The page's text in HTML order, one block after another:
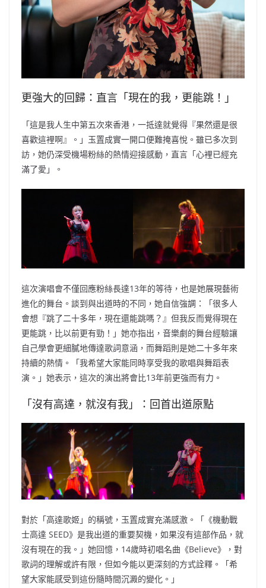
更強大的回歸：直言「現在的我，更能跳！」
「這是我人生中第五次來香港，一抵達就覺得『果然還是很
喜歡這裡啊』。」玉置成實一開口便難掩喜悅。雖已多次到
訪，她仍深受機場粉絲的熱情迎接感動，直言「心裡已經充
滿了愛」。
這次演唱會不僅回應粉絲長達13年的等待，也是她展現藝術
進化的舞台。談到與出道時的不同，她自信強調：「很多人
會想『跳了二十多年，現在還能跳嗎？』但我反而覺得現在
更能跳，比以前更有勁！」她亦指出，音樂劇的舞台經驗讓
自己學會更細膩地傳達歌詞意涵，而舞蹈則是她二十多年來
持續的熱情。「我希望大家能同時享受我的歌唱與舞蹈表
演。」她表示，這次的演出將會比13年前更強而有力。
「沒有高達，就沒有我」：回首出道原點
對於「高達歌姬」的稱號，玉置成實充滿感激。「《機動戰
士高達 SEED》是我出道的重要契機，如果沒有這部作品，就
沒有現在的我。」她回憶，14歲時初唱名曲《Believe》，對
歌詞的理解或許有限，但如今能以更深刻的方式詮釋。「希
望大家能感受到這份隨時間沉澱的變化。」